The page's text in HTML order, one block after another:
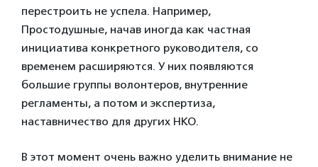
перестроить не успела. Например,
Простодушные, начав иногда как частная
инициатива конкретного руководителя, со
временем расширяются. У них появляются
большие группы волонтеров, внутренние
регламенты, а потом и экспертиза,
наставничество для других НКО.
В этот момент очень важно уделить внимание не